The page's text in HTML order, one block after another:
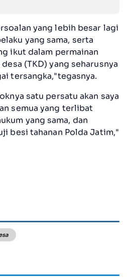
yang lebih besar lagi
yang sama, serta
ikut dalam permainan
(TKD) yang seharusnya
tersangka,"tegasnya.
satu persatu akan saya
semua yang terlibat
yang sama, dan
besi tahanan Polda Jatim,"